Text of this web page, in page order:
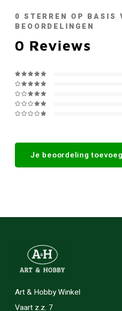
0 STERREN OP BASIS
BEOORDELINGEN
0 Reviews
Je beoordeling
Art & Hobby Winkel
Vaart z.z. 7